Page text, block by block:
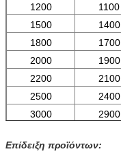
1200
1100
1500
1400
1800
1700
2000
1900
2200
2100
2500
2400
3000
2900
Επίδειξη προϊόντων: